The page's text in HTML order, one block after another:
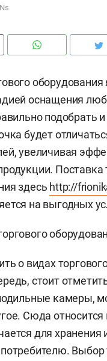
оборудования
оснащения
подобрать
будет
увеличивая
Поставка
здесь http://
на выгодных
о видах
стоит
камеры,
Сюда относится
для хранения
Выбор